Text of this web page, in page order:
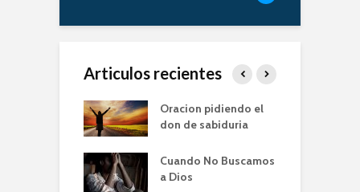
Articulos recientes
Oracion pidiendo el
don de sabiduria
Cuando No Buscamos
a Dios